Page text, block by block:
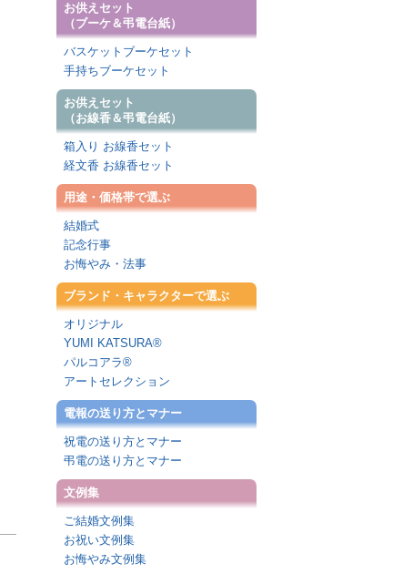
お供えセット
（ブーケ＆弔電台紙）
バスケットブーケセット
手持ちブーケセット
お供えセット
（お線香＆弔電台紙）
箱入り お線香セット
経文香 お線香セット
用途・価格帯で選ぶ
結婚式
記念行事
お悔やみ・法事
ブランド・キャラクターで選ぶ
オリジナル
YUMI KATSURA®
パルコアラ®
アートセレクション
電報の送り方とマナー
祝電の送り方とマナー
弔電の送り方とマナー
文例集
ご結婚文例集
お祝い文例集
お悔やみ文例集